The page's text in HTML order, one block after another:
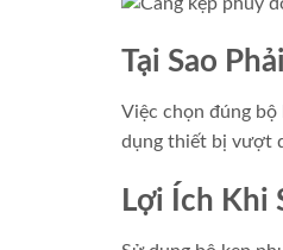
Tại Sao
Việc chọn đúng bộ
dụng thiết bị vượt
Lợi Ích Khi